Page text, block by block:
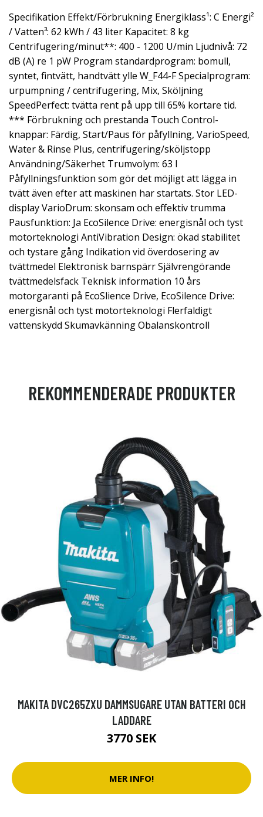
Specifikation Effekt/Förbrukning Energiklass¹: C Energi²
/ Vatten³: 62 kWh / 43 liter Kapacitet: 8 kg
Centrifugering/minut**: 400 - 1200 U/min Ljudnivå: 72
dB (A) re 1 pW Program standardprogram: bomull,
syntet, fintvätt, handtvätt ylle W_F44-F Specialprogram:
urpumpning / centrifugering, Mix, Sköljning
SpeedPerfect: tvätta rent på upp till 65% kortare tid.
*** Förbrukning och prestanda Touch Control-
knappar: Färdig, Start/Paus för påfyllning, VarioSpeed,
Water & Rinse Plus, centrifugering/sköljstopp
Användning/Säkerhet Trumvolym: 63 l
Påfyllningsfunktion som gör det möjligt att lägga in
tvätt även efter att maskinen har startats. Stor LED-
display VarioDrum: skonsam och effektiv trumma
Pausfunktion: Ja EcoSilence Drive: energisnål och tyst
motorteknologi AntiVibration Design: ökad stabilitet
och tystare gång Indikation vid överdosering av
tvättmedel Elektronisk barnspärr Självrengörande
tvättmedelsfack Teknisk information 10 års
motorgaranti på EcoSlience Drive, EcoSilence Drive:
energisnål och tyst motorteknologi Flerfaldigt
vattenskydd Skumavkänning Obalanskontroll
REKOMMENDERADE PRODUKTER
MAKITA DVC265ZXU DAMMSUGARE UTAN BATTERI OCH
LADDARE
3770 SEK
MER INFO!